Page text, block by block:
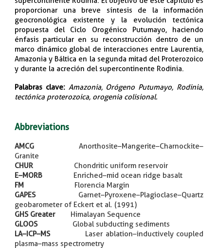
proporcionar una breve síntesis de la información
geocronológica existente y la evolución tectónica
propuesta del Ciclo Orogénico Putumayo, haciendo
énfasis particular en su reconstrucción dentro de un
marco dinámico global de interacciones entre Laurentia,
Amazonia y Báltica en la segunda mitad del Proterozoico
y durante la acreción del supercontinente Rodinia.
Palabras clave: Amazonia, Orógeno Putumayo, Rodinia,
tectónica proterozoica, orogenia colisional.​
Abbreviations
AMCG Anorthosite–Mangerite–Charnockite–
Granite
CHUR
Chondritic uniform reservoir
E–MORB
Enriched–mid ocean ridge basalt
FM
Florencia Margin
GAPES
Garnet–Pyroxene–Plagioclase–Quartz
geobarometer of Eckert et al. (1991)
GHS Greater
Himalayan Sequence
GLOOS
Global subducting sediments
LA–ICP–MS
Laser ablation–inductively coupled
plasma–mass spectrometry